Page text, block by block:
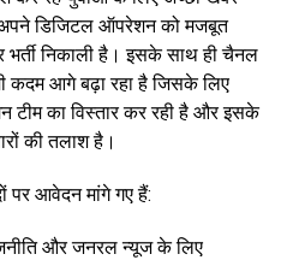
डिजिटल ऑपरेशन को मजबूत
भर्ती निकाली है। इसके साथ ही चैनल
आगे बढ़ा रहा है जिसके लिए
टीम का विस्तार कर रही है और इसके
की तलाश है।
पर आवेदन मांगे गए हैं:
और जनरल न्यूज के लिए